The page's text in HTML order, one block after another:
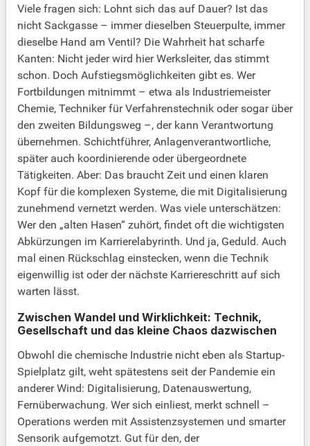
Viele fragen sich: Lohnt sich das auf Dauer? Ist das
nicht Sackgasse – immer dieselben Steuerpulte, immer
dieselbe Hand am Ventil? Die Wahrheit hat scharfe
Kanten: Nicht jeder wird hier Werksleiter, das stimmt
schon. Doch Aufstiegsmöglichkeiten gibt es. Wer
Fortbildungen mitnimmt – etwa als Industriemeister
Chemie, Techniker für Verfahrenstechnik oder sogar über
den zweiten Bildungsweg –, der kann Verantwortung
übernehmen. Schichtführer, Anlagenverantwortliche,
später auch koordinierende oder übergeordnete
Tätigkeiten. Aber: Das braucht Zeit und einen klaren
Kopf für die komplexen Systeme, die mit Digitalisierung
zunehmend vernetzt werden. Was viele unterschätzen:
Wer den „alten Hasen“ zuhört, findet oft die wichtigsten
Abkürzungen im Karrierelabyrinth. Und ja, Geduld. Auch
mal einen Rückschlag einstecken, wenn die Technik
eigenwillig ist oder der nächste Karriereschritt auf sich
warten lässt.
Zwischen Wandel und Wirklichkeit: Technik,
Gesellschaft und das kleine Chaos dazwischen
Obwohl die chemische Industrie nicht eben als Startup-
Spielplatz gilt, weht spätestens seit der Pandemie ein
anderer Wind: Digitalisierung, Datenauswertung,
Fernüberwachung. Wer sich einliest, merkt schnell –
Operations werden mit Assistenzsystemen und smarter
Sensorik aufgemotzt. Gut für den, der